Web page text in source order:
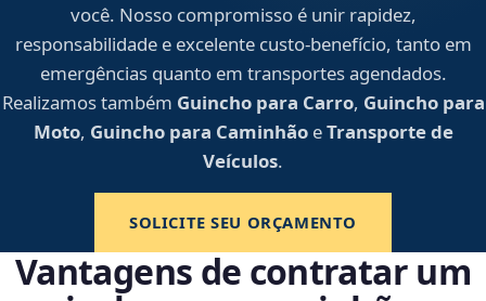
você. Nosso compromisso é unir rapidez,
responsabilidade e excelente custo-benefício, tanto em
emergências quanto em transportes agendados.
Realizamos também Guincho para Carro, Guincho para
Moto, Guincho para CaminhãoeTransporte de
Veículos.
SOLICITE SEU ORÇAMENTO
Vantagens de contratar um